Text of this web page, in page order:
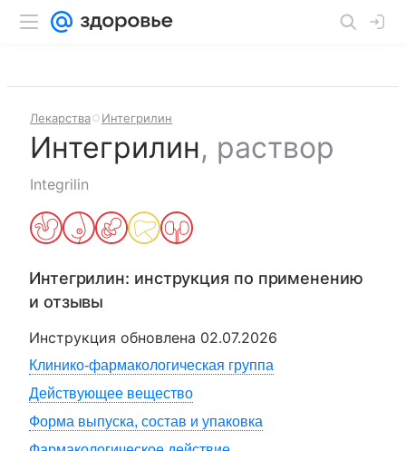
Лекарства Интегрилин
Интегрилин, раствор
Integrilin
Интегрилин: инструкция по применению
и отзывы
Инструкция обновлена 02.07.2026
Клинико-фармакологическая группа
Действующее вещество
Форма выпуска, состав и упаковка